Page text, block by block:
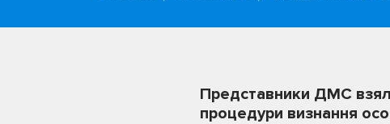
Представники ДМС
процедури визнання